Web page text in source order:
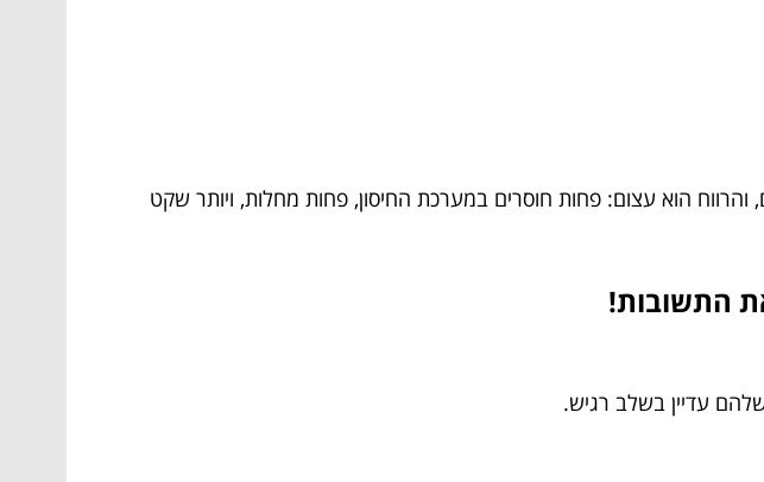
הוא עצום: פחות חוסרים במערכת החיסון, פחות מחלות, ויותר שקט
עדיין בשלב רגיש.